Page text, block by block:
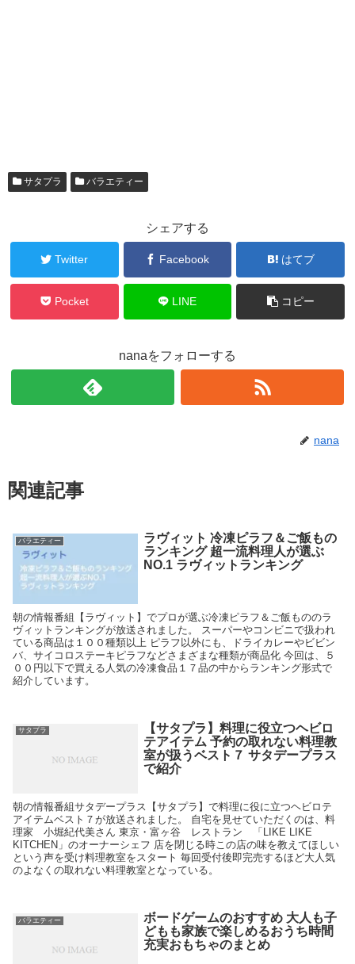
サタプラ バラエティー
シェアする
Twitter Facebook はてブ
Pocket LINE コピー
nanaをフォローする
nana
関連記事
バラエティー
ラヴィット 冷凍ピラフ＆ご飯もの
ランキング 超一流料理人が選ぶ
NO.1 ラヴィットランキング
朝の情報番組【ラヴィット】でプロが選ぶ冷凍ピラフ＆ご飯もののラ
ヴィットランキングが放送されました。 スーパーやコンビニで扱われ
ている商品は１００種類以上 ピラフ以外にも、ドライカレーやビビン
バ、サイコロステーキピラフなどさまざまな種類が商品化 今回は、５
００円以下で買える人気の冷凍食品１７品の中からランキング形式で
紹介しています。
サタプラ
【サタプラ】料理に役立つヘビロ
テアイテム 予約の取れない料理教
室が扱うベスト７ サタデープラス
で紹介
朝の情報番組サタデープラス【サタプラ】で料理に役に立つヘビロテ
アイテムベスト７が放送されました。 自宅を見せていただくのは、料
理家 小堀紀代美さん 東京・富ヶ谷 レストラン 「LIKE LIKE
KITCHEN」のオーナーシェフ 店を閉じる時この店の味を教えてほしい
という声を受け料理教室をスタート 毎回受付後即完売するほど大人気
のよなくの取れない料理教室となっている。
バラエティー
ボードゲームのおすすめ 大人も子
どもも家族で楽しめるおうち時間
充実おもちゃのまとめ